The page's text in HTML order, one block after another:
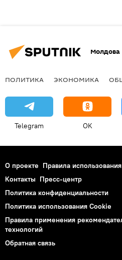
Молдова
ПОЛИТИКА ЭКОНОМИКА
Telegram OK
О проекте Правила использования
Контакты Пресс-центр
Политика конфиденциальности
Политика использования Cookie
Правила применения
технологий
Обратная связь